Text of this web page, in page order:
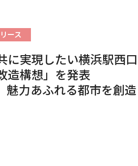
ース
に実現したい横浜駅西
造構想」を発表
魅力あふれる都市を創造